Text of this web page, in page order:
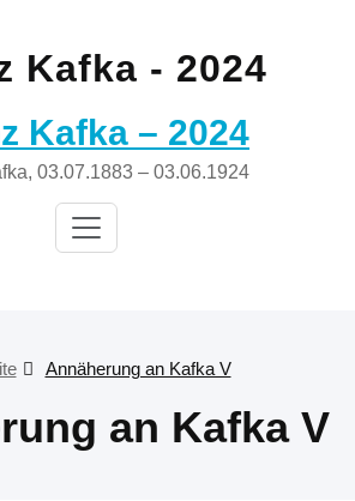
Kafka – 2024
03.07.1883 – 03.06.1924
Annäherung an Kafka V
an Kafka V